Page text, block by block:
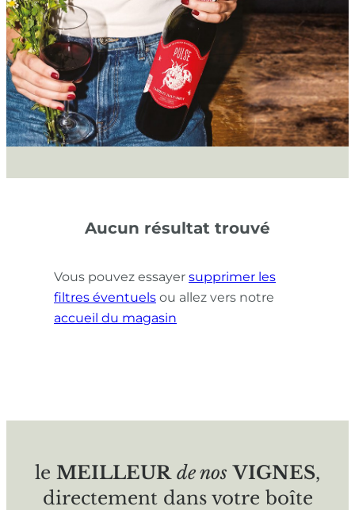
Aucun résultat trouvé
Vous pouvez essayer supprimer les
filtres éventuels ou allez vers notre
accueil du magasin
le MEILLEUR de nos VIGNES,
directement dans votre boîte